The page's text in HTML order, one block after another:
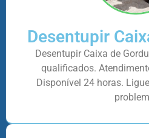
Desentupir
Desentupir Caixa de
qualificados.
Disponível 24 horas.